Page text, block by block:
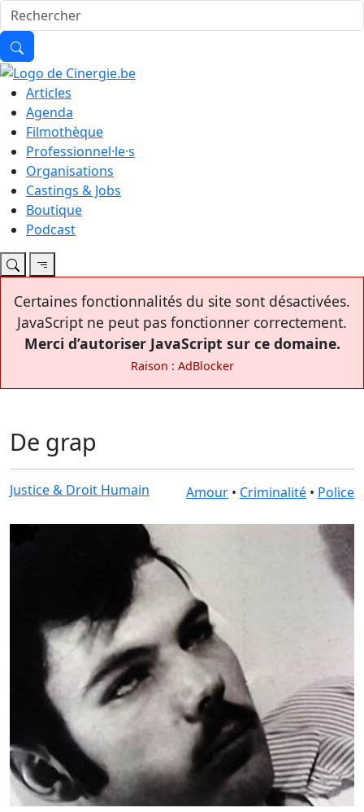
Articles
Agenda
Filmothèque
Professionnel·le·s
Organisations
Castings & Jobs
Boutique
Podcast
Certaines fonctionnalités du site sont désactivées.
JavaScript ne peut pas fonctionner correctement.
Merci d’autoriser JavaScript sur ce domaine.
Raison : AdBlocker
De grap
Justice & Droit Humain Amour • Criminalité • Police